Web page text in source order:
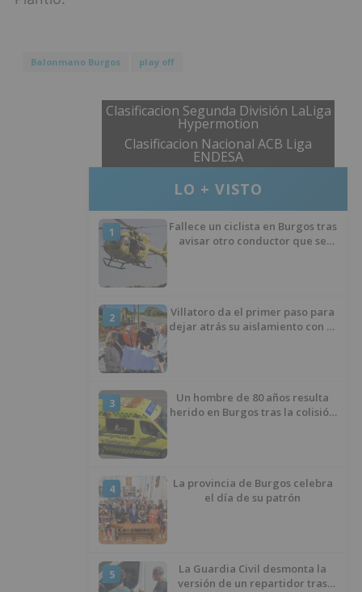
Balonmano Burgos play off
Clasificacion Segunda División LaLiga
Hypermotion
Clasificacion Nacional ACB Liga
ENDESA
LO + VISTO
1
Fallece un ciclista en Burgos tras
avisar otro conductor que se
2
Villatoro da el primer paso para
dejar atrás su aislamiento con el
3
Un hombre de 80 años resulta
herido en Burgos tras la colisión
4
La provincia de Burgos celebra
el día de su patrón
5
La Guardia Civil desmonta la
versión de un repartidor tras